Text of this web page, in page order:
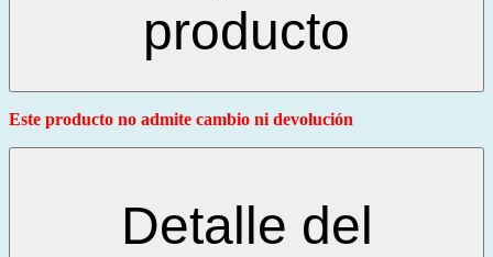
producto
Este producto no admite cambio ni devolución
Detalle del